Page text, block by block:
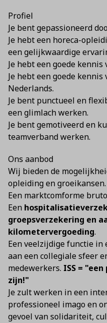
Profiel
Je bent gepassioneerd
Je hebt een horeca-
een gelijkwaardige
Je hebt een goede kennis
Je hebt een goede
Nederlands.
Je bent punctueel en
een glimlach werken.
Je bent gemotiveerd en
teamverband werken.
Ons aanbod
Wij bieden de
opleiding en groeikansen.
Een marktcomforme
Een
groepsverzekering en
kilometervergoeding.
Een veelzijdige functie
aan een collegiale sfeer
medewerkers. ISS =
zijn!"
Je zult werken in een
professioneel imago en
gevoel van solidariteit,